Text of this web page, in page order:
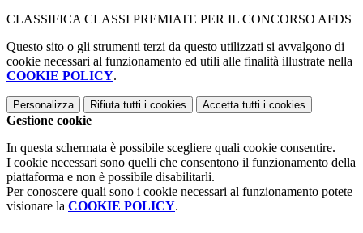
CLASSIFICA CLASSI PREMIATE PER IL CONCORSO AFDS
Questo sito o gli strumenti terzi da questo utilizzati si avvalgono di
cookie necessari al funzionamento ed utili alle finalità illustrate nella
COOKIE POLICY.
Personalizza Rifiuta tutti i cookies Accetta tutti i cookies
Gestione cookie
In questa schermata è possibile scegliere quali cookie consentire.
I cookie necessari sono quelli che consentono il funzionamento della
piattaforma e non è possibile disabilitarli.
Per conoscere quali sono i cookie necessari al funzionamento potete
visionare la COOKIE POLICY.